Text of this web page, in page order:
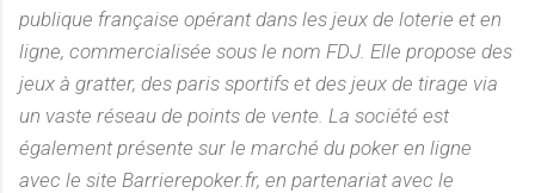
publique française opérant dans les jeux de loterie et en
ligne, commercialisée sous le nom FDJ. Elle propose des
jeux à gratter, des paris sportifs et des jeux de tirage via
un vaste réseau de points de vente. La société est
également présente sur le marché du poker en ligne
avec le site Barrierepoker.fr, en partenariat avec le